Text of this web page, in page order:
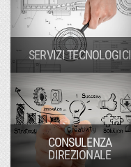
SERVIZI TECNOLOGICI
CONSULENZA
DIREZIONALE